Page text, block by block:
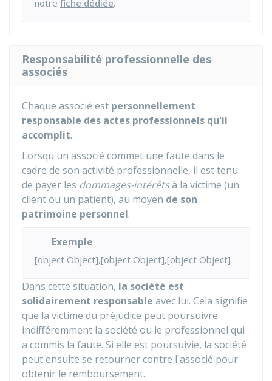
notre fiche dédiée.
Responsabilité professionnelle des
associés
Chaque associé est personnellement
responsable des actes professionnels qu'il
accomplit.
Lorsqu'un associé commet une faute dans le
cadre de son activité professionnelle, il est tenu
de payer les dommages-intérêtsà la victime (un
client ou un patient), au moyen de son
patrimoine personnel.
Exemple
[object Object],[object Object],[object Object]
Dans cette situation, la société est
solidairement responsable avec lui. Cela signifie
que la victime du préjudice peut poursuivre
indifféremment la société ou le professionnel qui
a commis la faute. Si elle est poursuivie, la société
peut ensuite se retourner contre l'associé pour
obtenir le remboursement.